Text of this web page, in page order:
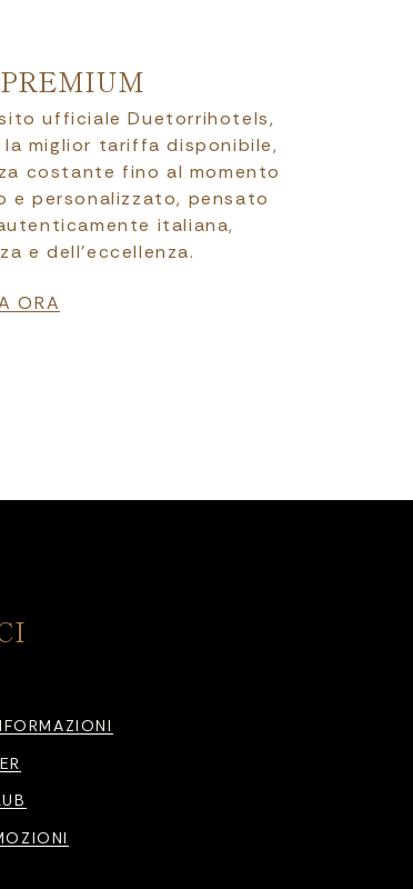
ufficiale Duetorrihotels,
miglior tariffa disponibile,
costante fino al momento
e personalizzato, pensato
italiana,
e dell’eccellenza.
ORA